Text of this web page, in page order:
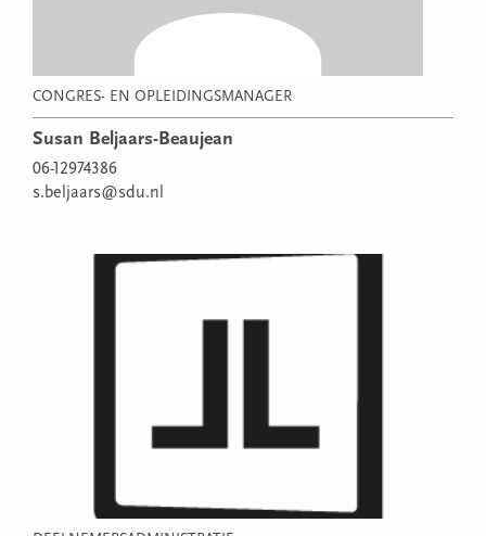
CONGRES- EN OPLEIDINGSMANAGER
Susan Beljaars-Beaujean
06-12974386
s.beljaars@sdu.nl